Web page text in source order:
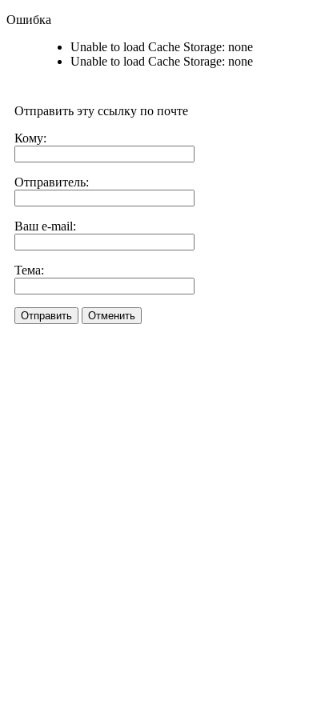
Ошибка
Unable to load Cache Storage: none
Unable to load Cache Storage: none
Отправить эту ссылку по почте
Кому:
Отправитель:
Ваш e-mail:
Тема:
Отправить Отменить